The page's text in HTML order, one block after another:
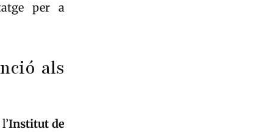
per a
als
Institut de